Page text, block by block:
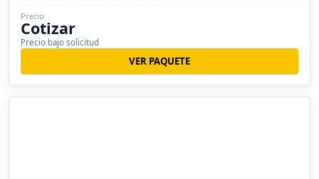
Precio
Cotizar
Precio bajo solicitud
VER PAQUETE